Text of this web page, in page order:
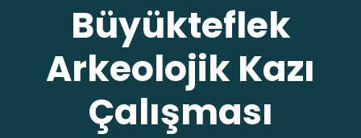
Büyükteflek
Arkeolojik Kazı
Çalışması